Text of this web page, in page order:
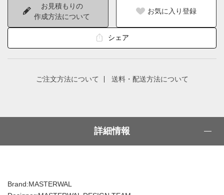
お見積もりの
作成方法について
お気に入り登録
シェア
ご注文方法について 送料・配送方法について
詳細情報
Brand:MASTERWAL